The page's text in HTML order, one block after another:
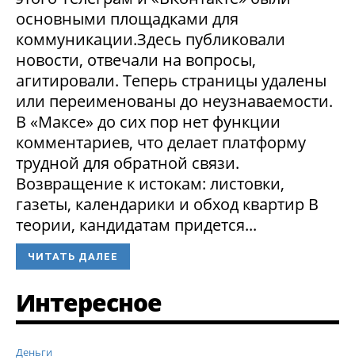
основными площадками для
коммуникации.Здесь публиковали
новости, отвечали на вопросы,
агитировали. Теперь страницы удалены
или переименованы до неузнаваемости.
В «Максе» до сих пор нет функции
комментариев, что делает платформу
трудной для обратной связи.
Возвращение к истокам: листовки,
газеты, календарики и обход квартир В
теории, кандидатам придется...
ЧИТАТЬ ДАЛЕЕ
Интересное
Деньги